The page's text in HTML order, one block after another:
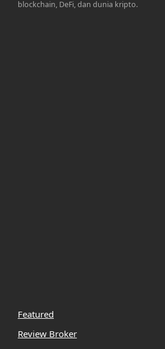
blockchain, DeFi, dan dunia kripto.
Featured
Review Broker